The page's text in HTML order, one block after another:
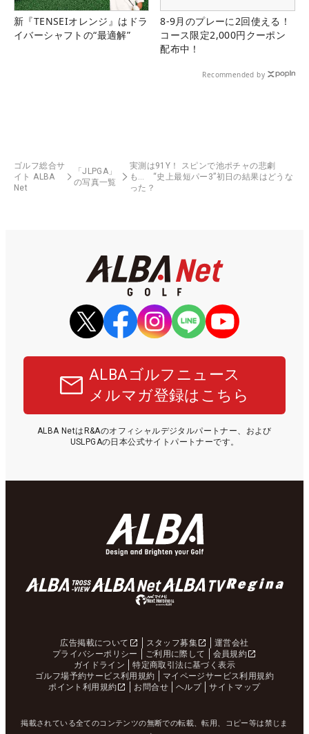
新『TENSEIオレンジ』はドラ
イバーシャフトの“最適解”
8-9月のプレーに2回使える！
コース限定2,000円クーポン
配布中！
Recommended by
ゴルフ総合サ
イト ALBA
Net
「JLPGA」
の写真一覧
実測は91Y！ スピンで池ポチャの悲劇
も… “史上最短パー3”初日の結果はどうな
った？
ALBAゴルフニュース
メルマガ登録はこちら
ALBA NetはR&Aのオフィシャルデジタルパートナー、および
USLPGAの日本公式サイトパートナーです。
広告掲載について スタッフ募集
運営会社
プライバシーポリシー
ご利用に際して
会員規約
ガイドライン
特定商取引法に基づく表示
ゴルフ場予約サービス利用規約
マイページサービス利用規約
ポイント利用規約
お問合せ ヘルプ サイトマップ
掲載されている全てのコンテンツの無断での転載、転用、コピー等は禁じま